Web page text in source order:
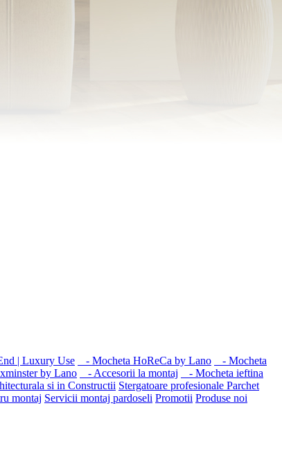
| Luxury Use - Mocheta HoReCa by Lano
- Mocheta
by Lano - Accesorii la montaj
- Mocheta ieftina
si in Constructii Stergatoare profesionale Parchet
montaj Servicii montaj pardoseli Promotii Produse noi